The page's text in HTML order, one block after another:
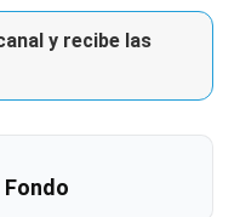
y recibe las
Fondo